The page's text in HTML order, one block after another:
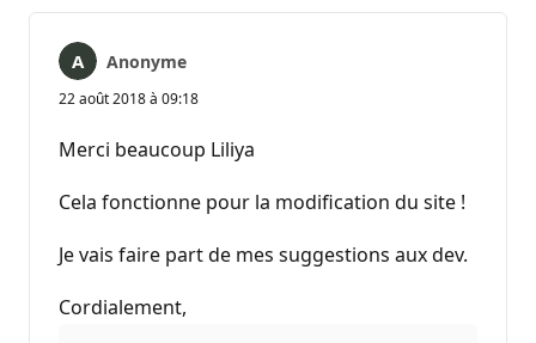
Anonyme
22 août 2018 à 09:18
Merci beaucoup Liliya
Cela fonctionne pour la modification du site !
Je vais faire part de mes suggestions aux dev.
Cordialement,